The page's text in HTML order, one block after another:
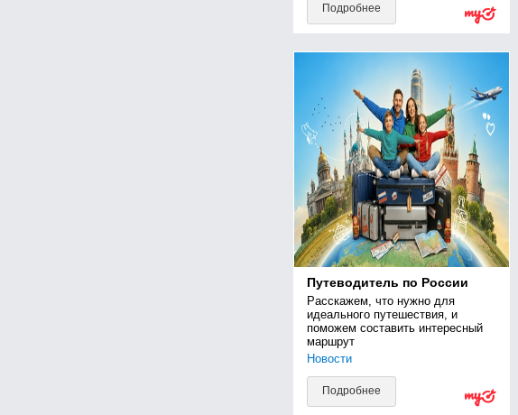
Подробнее
Путеводитель по России
Расскажем, что нужно для
идеального путешествия, и
поможем составить интересный
маршрут
Новости
Подробнее